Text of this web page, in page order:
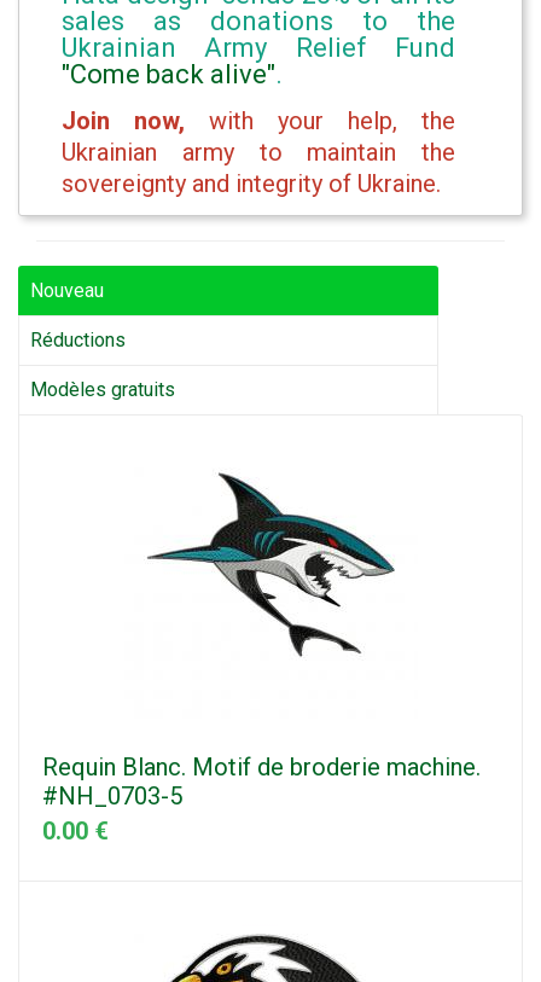
sales as donations to the
Ukrainian Army Relief Fund
"Come back alive".
Join now, with your help, the
Ukrainian army to maintain the
sovereignty and integrity of Ukraine.
Nouveau
Réductions
Modèles gratuits
Requin Blanc. Motif de broderie machine.
#NH_0703-5
0.00 €